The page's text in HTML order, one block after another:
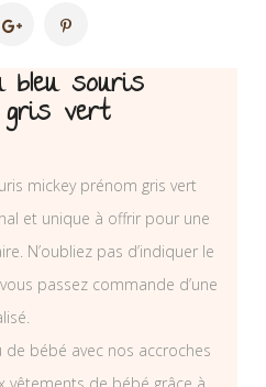
bleu souris
vert
mickey prénom gris vert
et unique à offrir pour une
N’oubliez pas d’indiquer le
passez commande d’une
bébé avec nos accroches